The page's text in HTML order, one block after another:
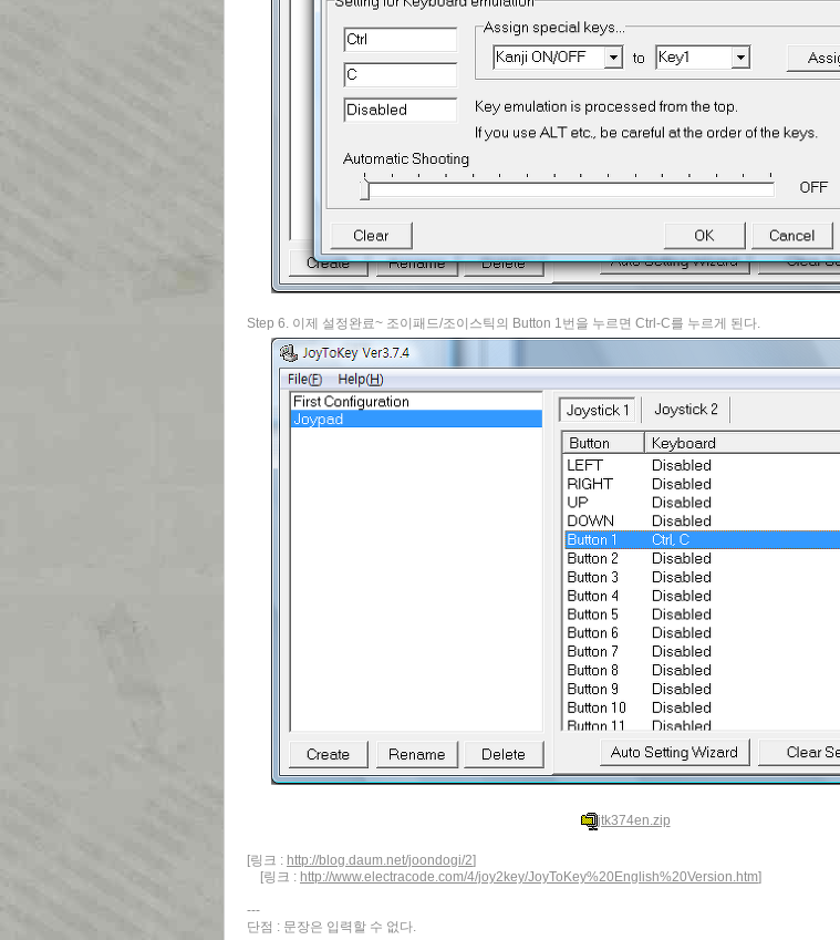
Step 6. 이제 설정완료~ 조이패드/조이스틱의 Button 1번을 누르면 Ctrl-C를 누르게 된다.
jtk374en.zip
[링크 : http://blog.daum.net/joondogi/2]
[링크 : http://www.electracode.com/4/joy2key/JoyToKey%20English%20Version.htm]
---
단점 : 문장은 입력할 수 없다.